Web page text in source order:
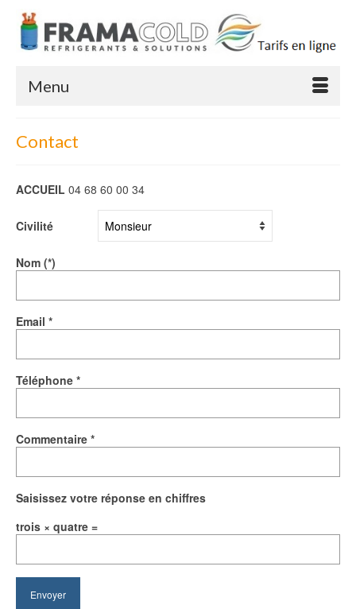
Menu
Contact
ACCUEIL 04 68 60 00 34
Civilité
Nom (*)
Email *
Téléphone *
Commentaire *
Saisissez votre réponse en chiffres
trois × quatre =